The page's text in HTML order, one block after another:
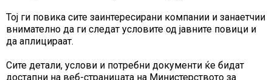
Тој ги повика сите заинтересирани компании и занаетчии
внимателно да ги следат условите од јавните повици и
да аплицираат.
Сите детали, услови и потребни документи ќе бидат
достапни на веб-страницата на Министерството за